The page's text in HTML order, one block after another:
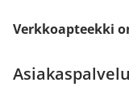
Verkkoapteekki
Asiakaspalvelu